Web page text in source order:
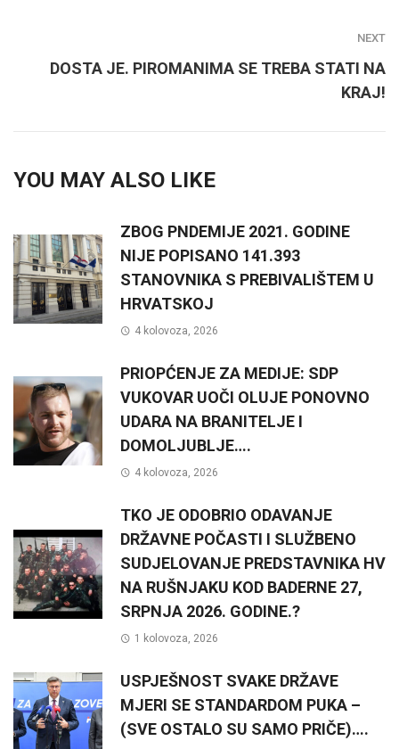
NEXT
DOSTA JE. PIROMANIMA SE TREBA STATI NA
KRAJ!
YOU MAY ALSO LIKE
ZBOG PNDEMIJE 2021. GODINE
NIJE POPISANO 141.393
STANOVNIKA S PREBIVALIŠTEM U
HRVATSKOJ
4 kolovoza, 2026
PRIOPĆENJE ZA MEDIJE: SDP
VUKOVAR UOČI OLUJE PONOVNO
UDARA NA BRANITELJE I
DOMOLJUBLJE….
4 kolovoza, 2026
TKO JE ODOBRIO ODAVANJE
DRŽAVNE POČASTI I SLUŽBENO
SUDJELOVANJE PREDSTAVNIKA HV
NA RUŠNJAKU KOD BADERNE 27,
SRPNJA 2026. GODINE.?
1 kolovoza, 2026
USPJEŠNOST SVAKE DRŽAVE
MJERI SE STANDARDOM PUKA –
(SVE OSTALO SU SAMO PRIČE)….